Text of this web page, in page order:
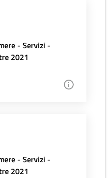
- Servizi -
2021
- Servizi -
2021